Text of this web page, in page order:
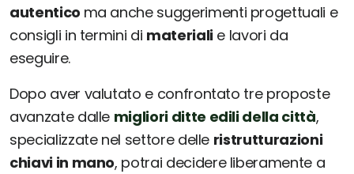
autentico ma anche suggerimenti progettuali e
consigli in termini di materialie lavori da
eseguire.
Dopo aver valutato e confrontato tre proposte
avanzate dalle migliori ditte edili della città,
specializzate nel settore delle ristrutturazioni
chiavi in mano, potrai decidere liberamente a